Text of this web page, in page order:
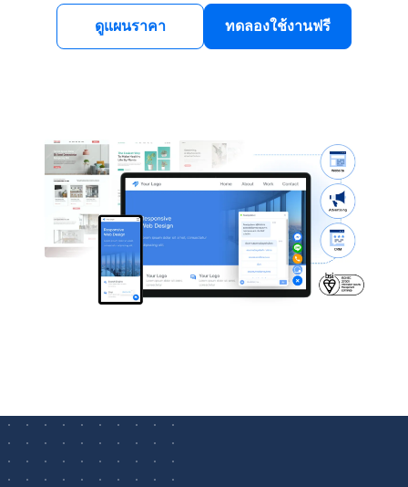
ดูแผนราคา ทดลองใช้งานฟรี